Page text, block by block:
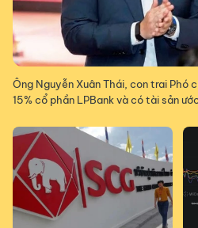
Ông Nguyễn Xuân Thái, con trai Phó
15% cổ phần LPBank và có tài sản